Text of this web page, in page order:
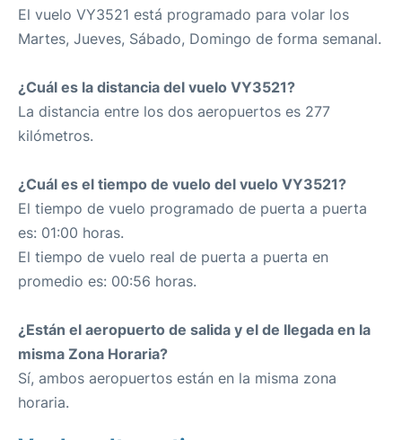
El vuelo VY3521 está programado para volar los
Martes, Jueves, Sábado, Domingo de forma semanal.
¿Cuál es la distancia del vuelo VY3521?
La distancia entre los dos aeropuertos es 277
kilómetros.
¿Cuál es el tiempo de vuelo del vuelo VY3521?
El tiempo de vuelo programado de puerta a puerta
es: 01:00 horas.
El tiempo de vuelo real de puerta a puerta en
promedio es: 00:56 horas.
¿Están el aeropuerto de salida y el de llegada en la
misma Zona Horaria?
Sí, ambos aeropuertos están en la misma zona
horaria.